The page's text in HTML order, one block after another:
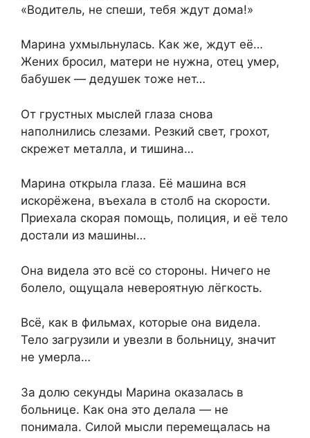
«Водитель, не спеши, тебя ждут дома!»
Марина ухмыльнулась. Как же, ждут её…
Жених бросил, матери не нужна, отец умер,
бабушек — дедушек тоже нет…
От грустных мыслей глаза снова
наполнились слезами. Резкий свет, грохот,
скрежет металла, и тишина…
Марина открыла глаза. Её машина вся
искорёжена, въехала в столб на скорости.
Приехала скорая помощь, полиция, и её тело
достали из машины…
Она видела это всё со стороны. Ничего не
болело, ощущала невероятную лёгкость.
Всё, как в фильмах, которые она видела.
Тело загрузили и увезли в больницу, значит
не умерла…
За долю секунды Марина оказалась в
больнице. Как она это делала — не
понимала. Силой мысли перемещалась на